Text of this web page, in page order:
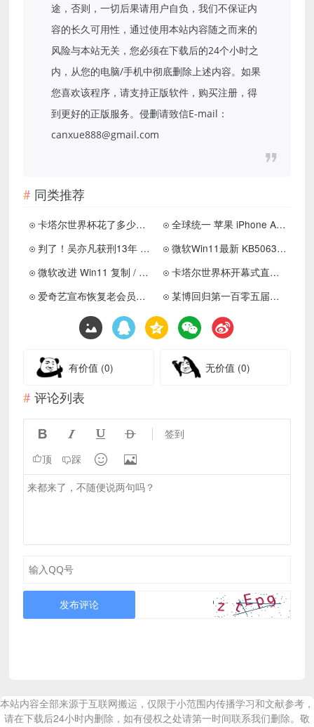
途，否则，一切后果请用户自负，我们不保证内
容的长久可用性，通过使用本站内容随之而来的
风险与本站无关，您必须在下载后的24个小时之
内，从您的电脑/手机中彻底删除上述内容。如果
您喜欢该程序，请支持正版软件，购买注册，得
到更好的正版服务。侵删请致信E-mail：
canxue888@gmail.com
同类推荐
卡塔尔世界杯花了多少钱 卡塔尔世界杯特别之处有哪些
全球统一 苹果 iPhone Air 将仅支持 eSIM
判了！吴亦凡获刑13年 附加驱逐出境
微软Win11最新 KB5063878 更新被曝存在 Bug
微软改进 Win11 复制 / 粘贴对话框
卡塔尔世界杯开幕式直播回放在哪里看？世界杯开幕式回放观看教程
爱奇艺宣布恢复老会员高清投屏
某博回归第一百零五届黑S大赛
有价值 (0) 无价值 (0)
评论列表
    签到
顶 踩  
发布评论
本站内容全部来源于互联网搬运，仅限于小范围内传播学习和文献参考，
请在下载后24小时内删除，如有侵权之处请第一时间联系我们删除。敬